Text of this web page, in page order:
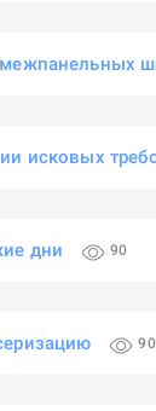
исковых
дни 90
90